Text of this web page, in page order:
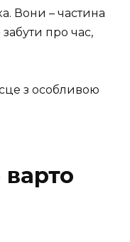
Вони – частина
забути про час,
з особливою
варто